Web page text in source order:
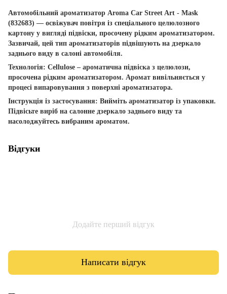
Автомобільний ароматизатор Aroma Car Street Art - Mask
(832683) — освіжувач повітря із спеціального целюлозного
картону у вигляді підвіски, просочену рідким ароматизатором.
Зазвичай, цей тип ароматизаторів підвішують на дзеркало
заднього виду в салоні автомобіля.
Технологія: Cellulose – ароматична підвіска з целюлози,
просочена рідким ароматизатором. Аромат вивільняється у
процесі випаровування з поверхні ароматизатора.
Інструкція із застосування: Вийміть ароматизатор із упаковки.
Підвісьте виріб на салонне дзеркало заднього виду та
насолоджуйтесь вибраним ароматом.
Відгуки
Додайте перший відгук
Написати відгук